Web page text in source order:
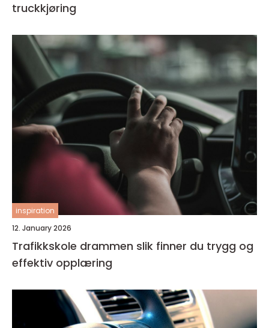
truckkjøring
inspiration
12. January 2026
Trafikkskole drammen slik finner du trygg og
effektiv opplæring